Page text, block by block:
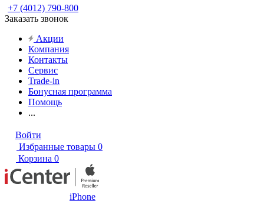
+7 (4012) 790-800
Заказать звонок
Акции
Компания
Контакты
Сервис
Trade-in
Бонусная программа
Помощь
...
Войти
Избранные товары 0
Корзина 0
iPhone